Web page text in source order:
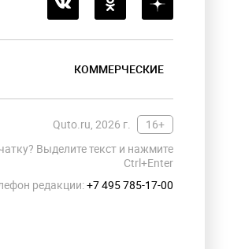
КОММЕРЧЕСКИЕ
Quto.ru, 2026 г.
16+
Выделите текст и нажмите
Ctrl+Enter
редакции:+7 495 785-17-00